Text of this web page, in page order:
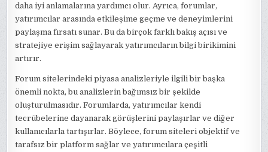
daha iyi anlamalarına yardımcı olur. Ayrıca, forumlar,
yatırımcılar arasında etkileşime geçme ve deneyimlerini
paylaşma fırsatı sunar. Bu da birçok farklı bakış açısı ve
stratejiye erişim sağlayarak yatırımcıların bilgi birikimini
artırır.
Forum sitelerindeki piyasa analizleriyle ilgili bir başka
önemli nokta, bu analizlerin bağımsız bir şekilde
oluşturulmasıdır. Forumlarda, yatırımcılar kendi
tecrübelerine dayanarak görüşlerini paylaşırlar ve diğer
kullanıcılarla tartışırlar. Böylece, forum siteleri objektif ve
tarafsız bir platform sağlar ve yatırımcılara çeşitli